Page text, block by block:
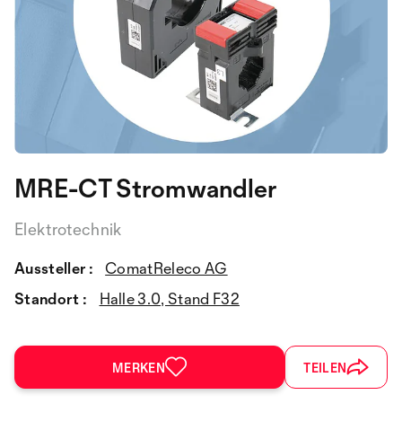
MRE-CT Stromwandler
Elektrotechnik
Aussteller :
ComatReleco AG
Standort :
Halle 3.0, Stand F32
MERKEN TEILEN